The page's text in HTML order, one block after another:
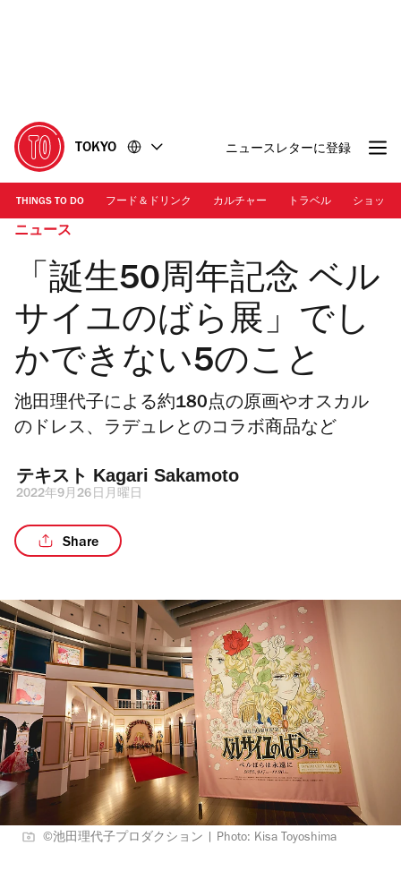
に
移
動
移
動
TOKYO ニュースレターに登録
THINGS TO DO フード＆ドリンク カルチャー トラベル ショッピ
ニュース
「誕生50周年記念 ベル
サイユのばら展」でし
かできない5のこと
池田理代子による約180点の原画やオスカル
のドレス、ラデュレとのコラボ商品など
テキスト Kagari Sakamoto
2022年9月26日月曜日
Share
©池田理代子プロダクション | Photo: Kisa Toyoshima